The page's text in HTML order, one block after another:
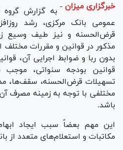
خبرگزاری میزان - به گزارش گروه
عمومی بانک مرکزی، رشد
قرض‌الحسنه و نیز طیف وسیع
مذکور در قوانین و مقررات مختلف
بدون ربا و ضوابط اجرایی آن،
قوانین بودجه سنواتی،
تسهیلات قرض‌الحسنه، سقف‌ها،
مختلفی با توجه به زمینه مصرف
باشد.
این مهم بعضاً سبب ایجاد
مکاتبات و استعلام‌های متعدد از